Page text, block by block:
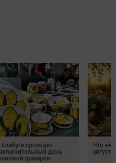
Елабуге проходит
день
ярмарки
Что